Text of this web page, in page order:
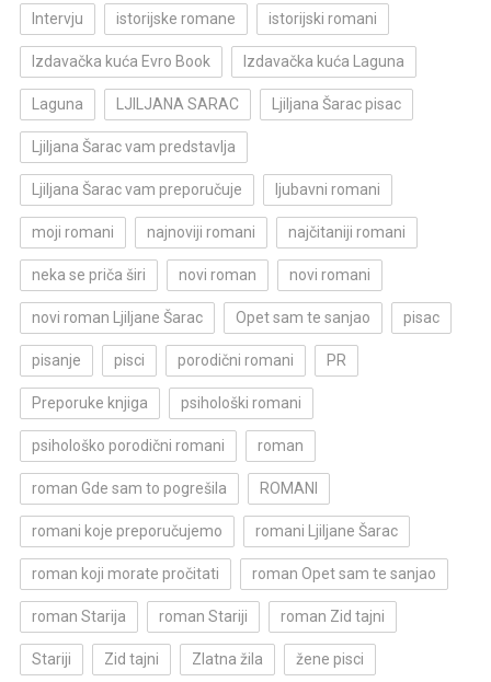
Intervju istorijske romane istorijski romani
Izdavačka kuća Evro Book Izdavačka kuća Laguna
Laguna LJILJANA SARAC Ljiljana Šarac pisac
Ljiljana Šarac vam predstavlja
Ljiljana Šarac vam preporučuje ljubavni romani
moji romani najnoviji romani najčitaniji romani
neka se priča širi novi roman novi romani
novi roman Ljiljane Šarac Opet sam te sanjao pisac
pisanje pisci porodični romani PR
Preporuke knjiga psihološki romani
psihološko porodični romani roman
roman Gde sam to pogrešila ROMANI
romani koje preporučujemo romani Ljiljane Šarac
roman koji morate pročitati roman Opet sam te sanjao
roman Starija roman Stariji roman Zid tajni
Stariji Zid tajni Zlatna žila žene pisci